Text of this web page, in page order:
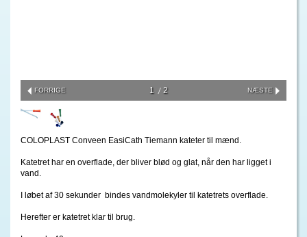
FORRIGE NÆSTE
1 2
COLOPLAST Conveen EasiCath Tiemann kateter til mænd.
Katetret har en overflade, der bliver blød og glat, når den har ligget i
vand.
I løbet af 30 sekunder bindes vandmolekyler til katetrets overflade.
Herefter er katetret klar til brug.